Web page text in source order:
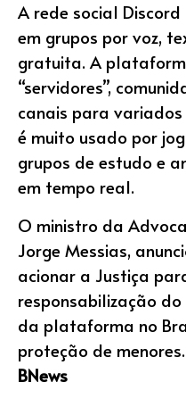
A rede social
em grupos por voz,
gratuita. A
“servidores”,
canais para
é muito usado por
grupos de estudo e
em tempo real.
O ministro da
Jorge Messias,
acionar a Justiça
responsabilização
da plataforma no
proteção de menores.
BNews